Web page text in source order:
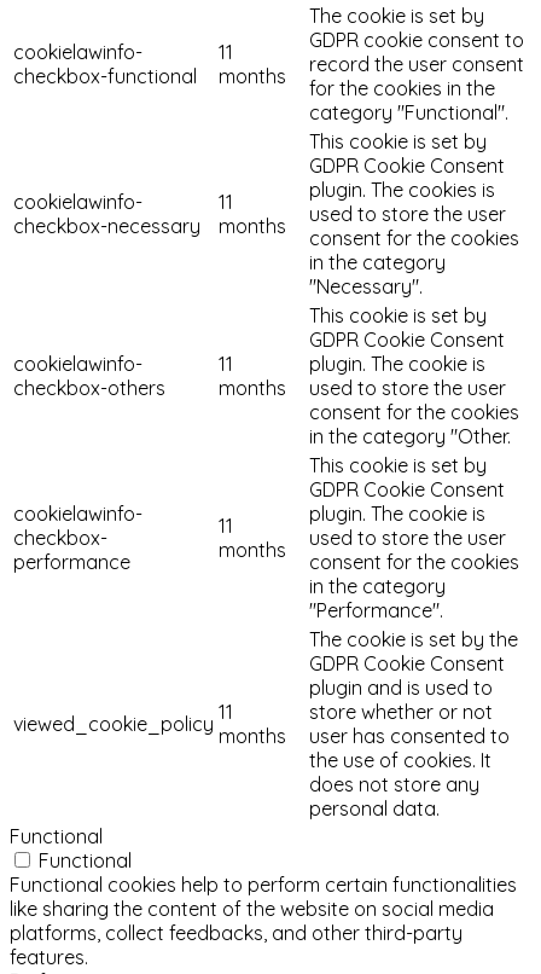
cookielawinfo-
checkbox-functional
11
months
The cookie is set by
GDPR cookie consent to
record the user consent
for the cookies in the
category "Functional".
cookielawinfo-
checkbox-necessary
11
months
This cookie is set by
GDPR Cookie Consent
plugin. The cookies is
used to store the user
consent for the cookies
in the category
"Necessary".
cookielawinfo-
checkbox-others
11
months
This cookie is set by
GDPR Cookie Consent
plugin. The cookie is
used to store the user
consent for the cookies
in the category "Other.
cookielawinfo-
checkbox-
performance
11
months
This cookie is set by
GDPR Cookie Consent
plugin. The cookie is
used to store the user
consent for the cookies
in the category
"Performance".
viewed_cookie_policy 11
months
The cookie is set by the
GDPR Cookie Consent
plugin and is used to
store whether or not
user has consented to
the use of cookies. It
does not store any
personal data.
Functional
Functional
Functional cookies help to perform certain functionalities
like sharing the content of the website on social media
platforms, collect feedbacks, and other third-party
features.